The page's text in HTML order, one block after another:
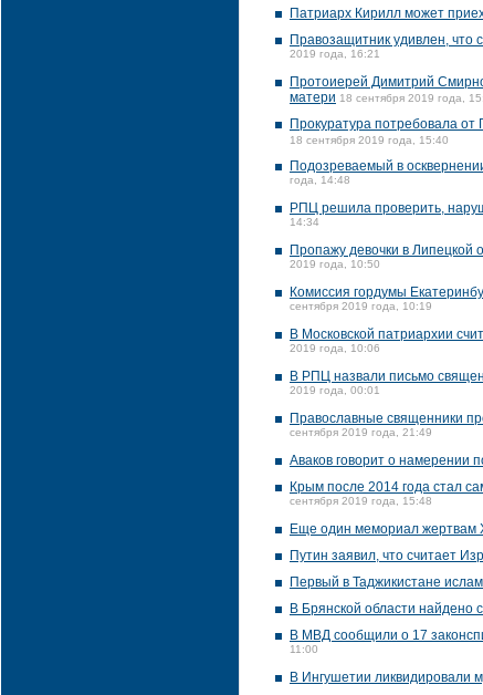
Патриарх Кирилл может
Правозащитник удивлен, что
2019 года, 16:21
Протоиерей Димитрий
матери 18 сентября 2019 года,
Прокуратура потребовала
18 сентября 2019 года, 15:40
Подозреваемый в
года, 14:48
РПЦ решила проверить,
14:34
Пропажу девочки в Липецкой
2019 года, 10:50
Комиссия гордумы
сентября 2019 года, 10:19
В Московской патриархии
2019 года, 10:06
В РПЦ назвали письмо
2019 года, 00:01
Православные священники
сентября 2019 года, 21:49
Аваков говорит о намерении
Крым после 2014 года стал
сентября 2019 года, 15:48
Еще один мемориал жертвам
Путин заявил, что считает
Первый в Таджикистане
В Брянской области найдено
В МВД сообщили о 17
11:00
В Ингушетии ликвидировали